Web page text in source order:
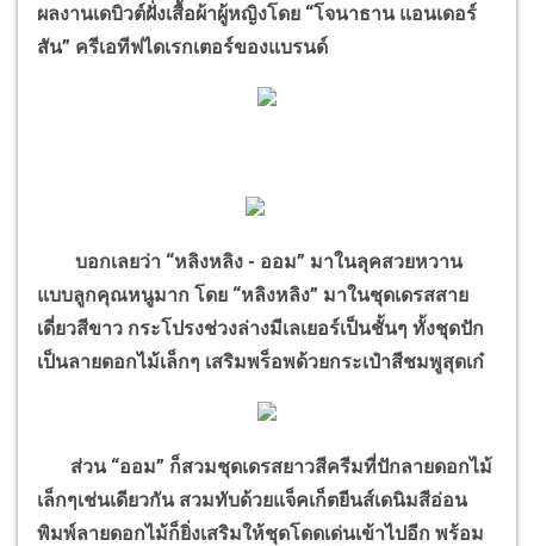
ผลงานเดบิวต์ฝั่งเสื้อผ้าผู้หญิงโดย “โจนาธาน แอนเดอร์
สัน” ครีเอทีฟไดเรกเตอร์ของแบรนด์
บอกเลยว่า “หลิงหลิง - ออม” มาในลุคสวยหวาน
แบบลูกคุณหนูมาก โดย “หลิงหลิง” มาในชุดเดรสสาย
เดี่ยวสีขาว กระโปรงช่วงล่างมีเลเยอร์เป็นชั้นๆ ทั้งชุดปัก
เป็นลายดอกไม้เล็กๆ เสริมพร็อพด้วยกระเป๋าสีชมพูสุดเก๋
ส่วน “ออม” ก็สวมชุดเดรสยาวสีครีมที่ปักลายดอกไม้
เล็กๆเช่นเดียวกัน สวมทับด้วยแจ็คเก็ตยีนส์เดนิมสีอ่อน
พิมพ์ลายดอกไม้ก็ยิ่งเสริมให้ชุดโดดเด่นเข้าไปอีก พร้อม